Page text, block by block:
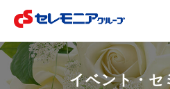
イベント・セ